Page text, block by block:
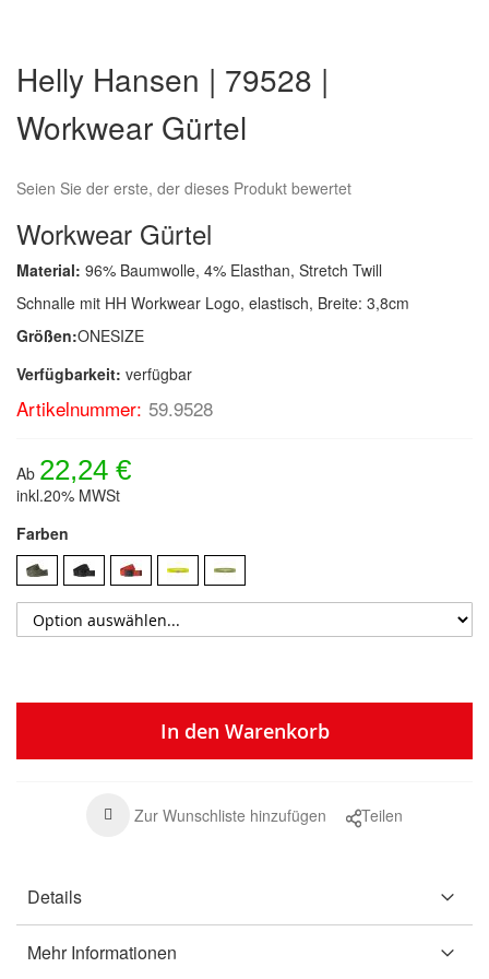
der
Bildergalerie
springen
Helly Hansen | 79528 |
Workwear Gürtel
Seien Sie der erste, der dieses Produkt bewertet
Workwear Gürtel
Material: 96% Baumwolle, 4% Elasthan, Stretch Twill
Schnalle mit HH Workwear Logo, elastisch, Breite: 3,8cm
Größen:ONESIZE
Verfügbarkeit: verfügbar
Artikelnummer: 59.9528
Ab 22,24 €
inkl.20% MWSt
Farben
In den Warenkorb
Zur Wunschliste hinzufügen Teilen
Details
Mehr Informationen